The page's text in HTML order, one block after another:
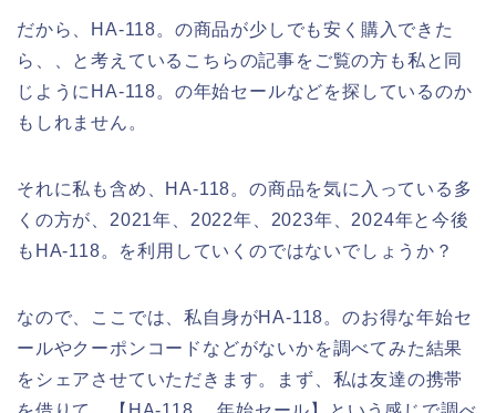
だから、HA-118。の商品が少しでも安く購入できた
ら、、と考えているこちらの記事をご覧の方も私と同
じようにHA-118。の年始セールなどを探しているのか
もしれません。
それに私も含め、HA-118。の商品を気に入っている多
くの方が、2021年、2022年、2023年、2024年と今後
もHA-118。を利用していくのではないでしょうか？
なので、ここでは、私自身がHA-118。のお得な年始セ
ールやクーポンコードなどがないかを調べてみた結果
をシェアさせていただきます。まず、私は友達の携帯